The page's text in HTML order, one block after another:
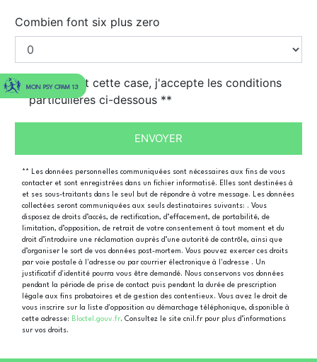
Combien font six plus zero
En cochant cette case, j'accepte les conditions
particulières ci-dessous **
ENVOYER
** Les données personnelles communiquées sont nécessaires aux fins de vous
contacter et sont enregistrées dans un fichier informatisé. Elles sont destinées à
et ses sous-traitants dans le seul but de répondre à votre message. Les données
collectées seront communiquées aux seuls destinataires suivants: . Vous
disposez de droits d’accès, de rectification, d’effacement, de portabilité, de
limitation, d’opposition, de retrait de votre consentement à tout moment et du
droit d’introduire une réclamation auprès d’une autorité de contrôle, ainsi que
d’organiser le sort de vos données post-mortem. Vous pouvez exercer ces droits
par voie postale à l'adresse ou par courrier électronique à l'adresse . Un
justificatif d'identité pourra vous être demandé. Nous conservons vos données
pendant la période de prise de contact puis pendant la durée de prescription
légale aux fins probatoires et de gestion des contentieux. Vous avez le droit de
vous inscrire sur la liste d'opposition au démarchage téléphonique, disponible à
cette adresse: Bloctel.gouv.fr. Consultez le site cnil.fr pour plus d’informations
sur vos droits.
MON PSY CPAM 13